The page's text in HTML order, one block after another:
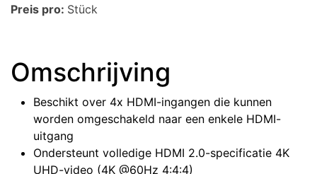
Preis pro: Stück
Omschrijving
Beschikt over 4x HDMI-ingangen die kunnen
worden omgeschakeld naar een enkele HDMI-
uitgang
Ondersteunt volledige HDMI 2.0-specificatie 4K
UHD-video (4K @60Hz 4:4:4)